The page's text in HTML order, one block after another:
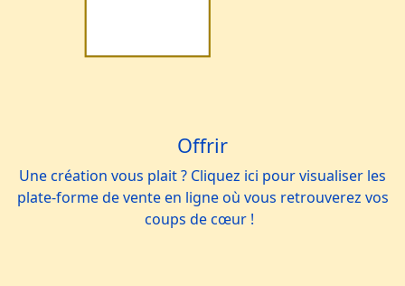
Offrir
Une création vous plait ? Cliquez ici pour visualiser les
plate-forme de vente en ligne où vous retrouverez vos
coups de cœur !